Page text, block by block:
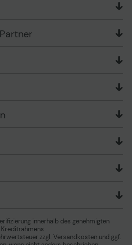
von Batterien und
Ware und Schäden
innerhalb des genehmigten
Kreditrahmens
zzgl. Versandkosten und ggf.